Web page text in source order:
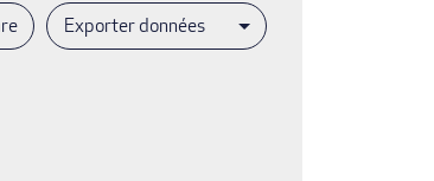
Exporter données